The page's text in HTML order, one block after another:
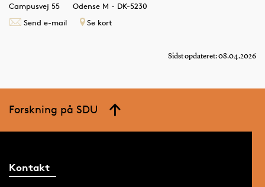
Campusvej 55
Odense M - DK-5230
Send e-mail
Se kort
Sidst opdateret: 08.04.2026
Forskning på SDU
Kontakt